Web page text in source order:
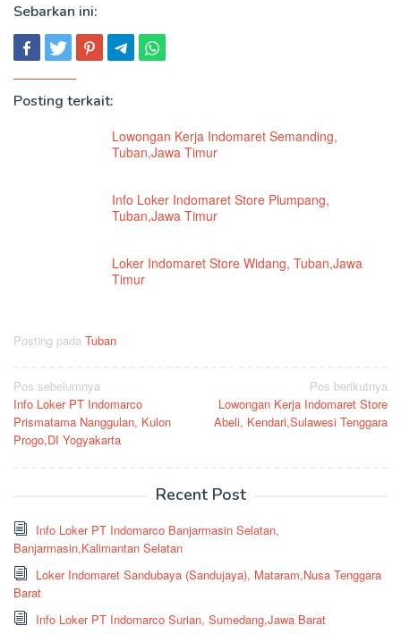
Sebarkan ini:
Posting terkait:
Lowongan Kerja Indomaret Semanding,
Tuban,Jawa Timur
Info Loker Indomaret Store Plumpang,
Tuban,Jawa Timur
Loker Indomaret Store Widang, Tuban,Jawa
Timur
Posting pada Tuban
Navigasi
pos
Pos sebelumnya
Info Loker PT Indomarco
Prismatama Nanggulan, Kulon
Progo,DI Yogyakarta
Pos berikutnya
Lowongan Kerja Indomaret Store
Abeli, Kendari,Sulawesi Tenggara
Recent Post
Info Loker PT Indomarco Banjarmasin Selatan,
Banjarmasin,Kalimantan Selatan
Loker Indomaret Sandubaya (Sandujaya), Mataram,Nusa Tenggara
Barat
Info Loker PT Indomarco Surian, Sumedang,Jawa Barat